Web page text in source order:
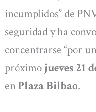
incumplidos” de
seguridad y ha
concentrarse “por
próximojueves 21
enPlaza Bilbao.